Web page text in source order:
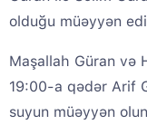
olduğu müəyyən
Maşallah Güran və
19:00-a qədər Arif
suyun müəyyən